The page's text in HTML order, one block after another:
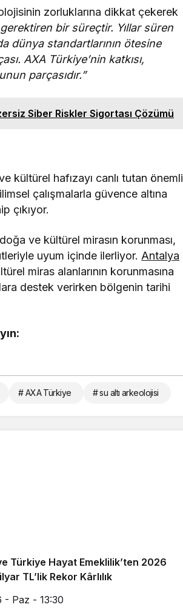
zorluklarına dikkat çekerek
bir süreçtir. Yıllar süren
dünya standartlarının ötesine
AXA Türkiye’nin katkısı,
parçasıdır.”
Siber Riskler Sigortası Çözümü
kültürel hafızayı canlı tutan önemli
çalışmalarla güvence altına
çıkıyor.
ve kültürel mirasın korunması,
uyum içinde ilerliyor. Antalya
miras alanlarının korunmasına
destek verirken bölgenin tarihi
# AXA Türkiye # su altı arkeolojisi
Türkiye Hayat Emeklilik’ten 2026
TL’lik Rekor Kârlılık
- Paz - 13:30